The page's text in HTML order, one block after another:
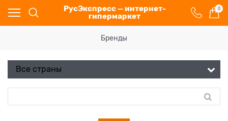
РусЭкспресс — интернет-
гипермаркет
0
Бренды